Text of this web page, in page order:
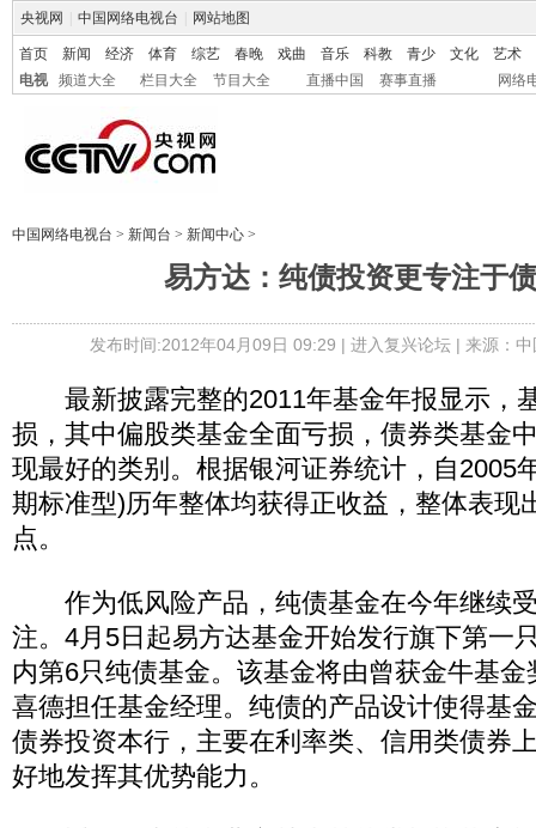
央视网 中国网络电视台 网站地图
首页 新闻 经济 体育 综艺 春晚 戏曲 音乐 科教 青少 文化
艺术
电视
频道大全 栏目大全 节目大全 直播中国 赛事直播 网络
中国网络电视台 > 新闻台 > 新闻中心 >
易方达：纯债投资更专注于
发布时间:2012年04月09日 09:29 | 进入复兴论坛| 来源：
最新披露完整的2011年基金年报显示，
损，其中偏股类基金全面亏损，债券类基金
现最好的类别。根据银河证券统计，自2005
期标准型)历年整体均获得正收益，整体表现
点。
作为低风险产品，纯债基金在今年继续
注。4月5日起易方达基金开始发行旗下第一
内第6只纯债基金。该基金将由曾获金牛基
喜德担任基金经理。纯债的产品设计使得基
债券投资本行，主要在利率类、信用类债券
好地发挥其优势能力。